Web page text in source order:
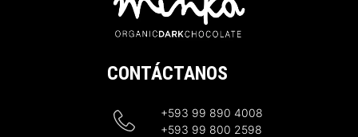
CONTÁCTANOS
+593 99 890 4008
+593 99 800 2598